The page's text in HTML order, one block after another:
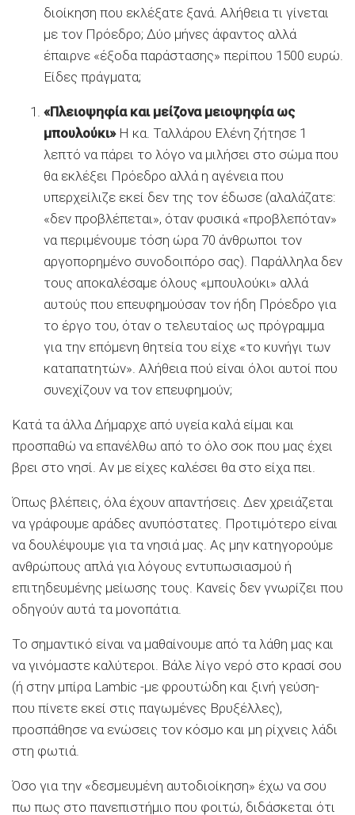
διοίκηση που εκλέξατε ξανά. Αλήθεια τι γίνεται
με τον Πρόεδρο; Δύο μήνες άφαντος αλλά
έπαιρνε «έξοδα παράστασης» περίπου 1500 ευρώ.
Είδες πράγματα;
«Πλειοψηφία και μείζονα μειοψηφία ως
μπουλούκι»Η κα. Ταλλάρου Ελένη ζήτησε 1
λεπτό να πάρει το λόγο να μιλήσει στο σώμα που
θα εκλέξει Πρόεδρο αλλά η αγένεια που
υπερχείλιζε εκεί δεν της τον έδωσε (αλαλάζατε:
«δεν προβλέπεται», όταν φυσικά «προβλεπόταν»
να περιμένουμε τόση ώρα 70 άνθρωποι τον
αργοπορημένο συνοδοιπόρο σας). Παράλληλα δεν
τους αποκαλέσαμε όλους «μπουλούκι» αλλά
αυτούς που επευφημούσαν τον ήδη Πρόεδρο για
το έργο του, όταν ο τελευταίος ως πρόγραμμα
για την επόμενη θητεία του είχε «το κυνήγι των
καταπατητών». Αλήθεια πού είναι όλοι αυτοί που
συνεχίζουν να τον επευφημούν;
Κατά τα άλλα Δήμαρχε από υγεία καλά είμαι και
προσπαθώ να επανέλθω από το όλο σοκ που μας έχει
βρει στο νησί. Αν με είχες καλέσει θα στο είχα πει.
Όπως βλέπεις, όλα έχουν απαντήσεις. Δεν χρειάζεται
να γράφουμε αράδες ανυπόστατες. Προτιμότερο είναι
να δουλέψουμε για τα νησιά μας. Ας μην κατηγορούμε
ανθρώπους απλά για λόγους εντυπωσιασμού ή
επιτηδευμένης μείωσης τους. Κανείς δεν γνωρίζει που
οδηγούν αυτά τα μονοπάτια.
Το σημαντικό είναι να μαθαίνουμε από τα λάθη μας και
να γινόμαστε καλύτεροι. Βάλε λίγο νερό στο κρασί σου
(ή στην μπίρα Lambic -με φρουτώδη και ξινή γεύση-
που πίνετε εκεί στις παγωμένες Βρυξέλλες),
προσπάθησε να ενώσεις τον κόσμο και μη ρίχνεις λάδι
στη φωτιά.
Όσο για την «δεσμευμένη αυτοδιοίκηση» έχω να σου
πω πως στο πανεπιστήμιο που φοιτώ, διδάσκεται ότι